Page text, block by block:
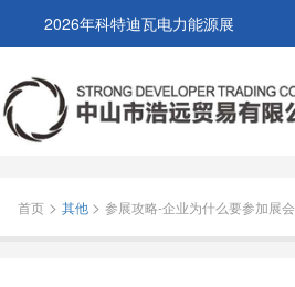
2026年科特迪瓦电力能源展
首页 > 其他 > 参展攻略-企业为什么要参加展会